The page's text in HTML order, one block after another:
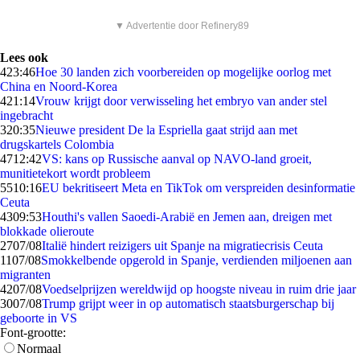
▼ Advertentie door Refinery89
Lees ook
423:46Hoe 30 landen zich voorbereiden op mogelijke oorlog met
China en Noord-Korea
421:14Vrouw krijgt door verwisseling het embryo van ander stel
ingebracht
320:35Nieuwe president De la Espriella gaat strijd aan met
drugskartels Colombia
4712:42VS: kans op Russische aanval op NAVO-land groeit,
munitietekort wordt probleem
5510:16EU bekritiseert Meta en TikTok om verspreiden desinformatie
Ceuta
4309:53Houthi's vallen Saoedi-Arabië en Jemen aan, dreigen met
blokkade olieroute
2707/08Italië hindert reizigers uit Spanje na migratiecrisis Ceuta
1107/08Smokkelbende opgerold in Spanje, verdienden miljoenen aan
migranten
4207/08Voedselprijzen wereldwijd op hoogste niveau in ruim drie jaar
3007/08Trump grijpt weer in op automatisch staatsburgerschap bij
geboorte in VS
Font-grootte:
Normaal